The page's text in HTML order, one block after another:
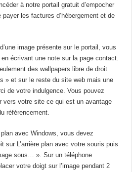
à notre portail gratuit d’empocher
les factures d’hébergement et de
image présente sur le portail, vous
écrivant une note sur la page contact.
des wallpapers libre de droit
» et sur le reste du site web mais une
de votre indulgence. Vous pouvez
vers votre site ce qui est un avantage
référencement.
avec Windows, vous devez
sur L’arrière plan avec votre souris puis
sous… ». Sur un téléphone
votre doigt sur l’image pendant 2